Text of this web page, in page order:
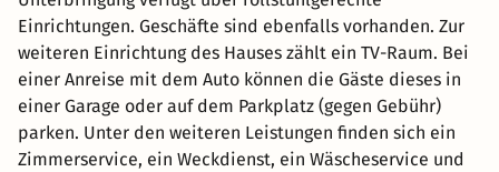
Einrichtungen. Geschäfte sind ebenfalls vorhanden. Zur
weiteren Einrichtung des Hauses zählt ein TV-Raum. Bei
einer Anreise mit dem Auto können die Gäste dieses in
einer Garage oder auf dem Parkplatz (gegen Gebühr)
parken. Unter den weiteren Leistungen finden sich ein
Zimmerservice, ein Weckdienst, ein Wäscheservice und